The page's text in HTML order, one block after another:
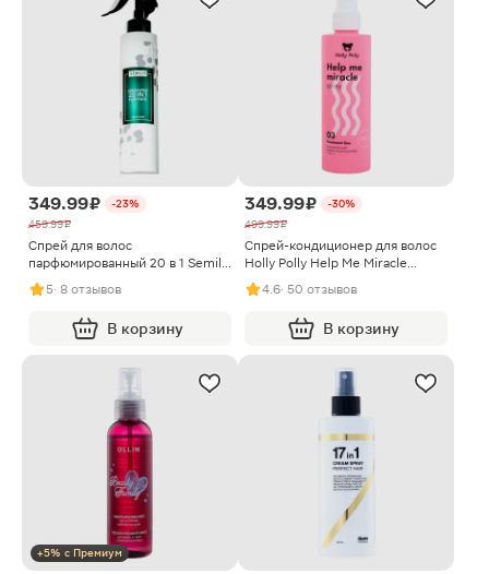
349.99 ₽
-23%
459.99 ₽
Спрей для волос
парфюмированный 20 в 1 Semily
200мл
5· 8 отзывов
В корзину
349.99 ₽
-30%
499.99 ₽
Спрей-кондиционер для волос
Holly Polly Help Me Miracle
несмываемый 15в1 200мл
4.6· 50 отзывов
В корзину
+5% с Премиум